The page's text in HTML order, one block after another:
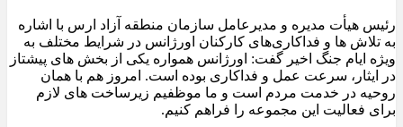
رئیس هیأت‌ مدیره و مدیرعامل سازمان منطقه آزاد ارس با اشاره
به تلاش‌ ها و فداکاری‌های کارکنان اورژانس در شرایط مختلف به‌
ویژه ایام جنگ اخیر گفت: اورژانس همواره یکی از بخش‌ های پیشتاز
در ایثار، سرعت‌ عمل و فداکاری بوده است. امروز هم با همان
روحیه در خدمت مردم است و ما موظفیم زیرساخت‌ های لازم
برای فعالیت این مجموعه را فراهم کنیم.